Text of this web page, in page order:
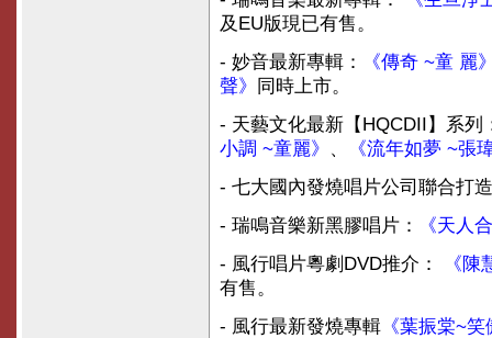
及EU版現已有售。
- 妙音最新專輯：
《傳奇 ~童 麗
聲》 同時上市。
- 天藝文化最新【HQCDII】系列
小調 ~童麗》 、
《流年如夢 ~張
- 七大國內發燒唱片公司聯合打
- 瑞鳴音樂新黑膠唱片：
《天人
- 風行唱片粵劇DVD推介：
《
有售。
- 風行最新發燒專輯 《葉振棠~